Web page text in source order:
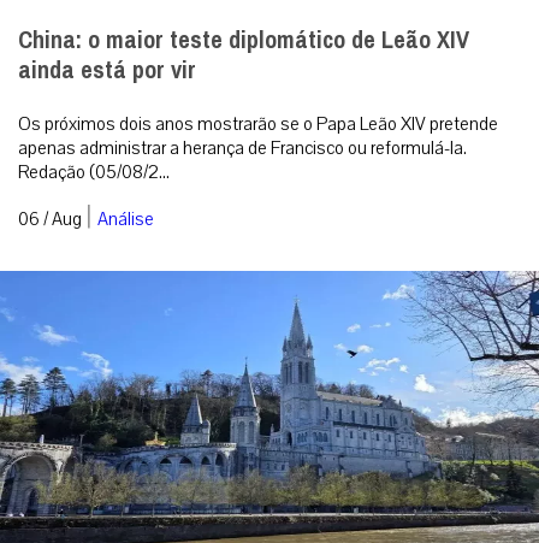
China: o maior teste diplomático de Leão XIV
ainda está por vir
Os próximos dois anos mostrarão se o Papa Leão XIV pretende
apenas administrar a herança de Francisco ou reformulá-la.
Redação (05/08/2...
06 / Aug | Análise